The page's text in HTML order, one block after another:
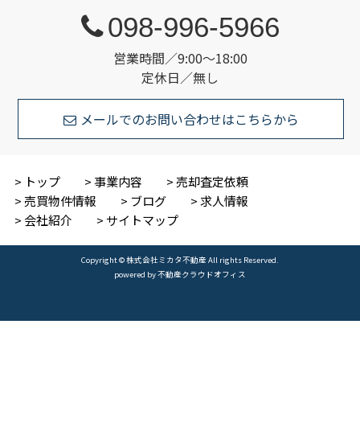
営業時間／9:00～18:00
定休日／無し
098-996-5966
メールでのお問い合わせはこちらから
トップ 事業内容
売却査定依頼
売買物件情報
ブログ
求人情報
会社紹介
サイトマップ
Copyright © 株式会社ミカタ不動産 All rights Reserved.
powered by 不動産クラウドオフィス